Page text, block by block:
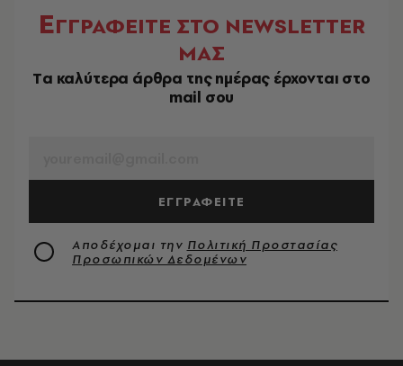
ΕΓΓΡΑΦΕΙΤΕ ΣΤΟ NEWSLETTER
ΜΑΣ
Tα καλύτερα άρθρα της ημέρας έρχονται στο
mail σου
ΕΓΓΡΑΦΕΙΤΕ
Αποδέχομαι την Πολιτική Προστασίας
Προσωπικών Δεδομένων